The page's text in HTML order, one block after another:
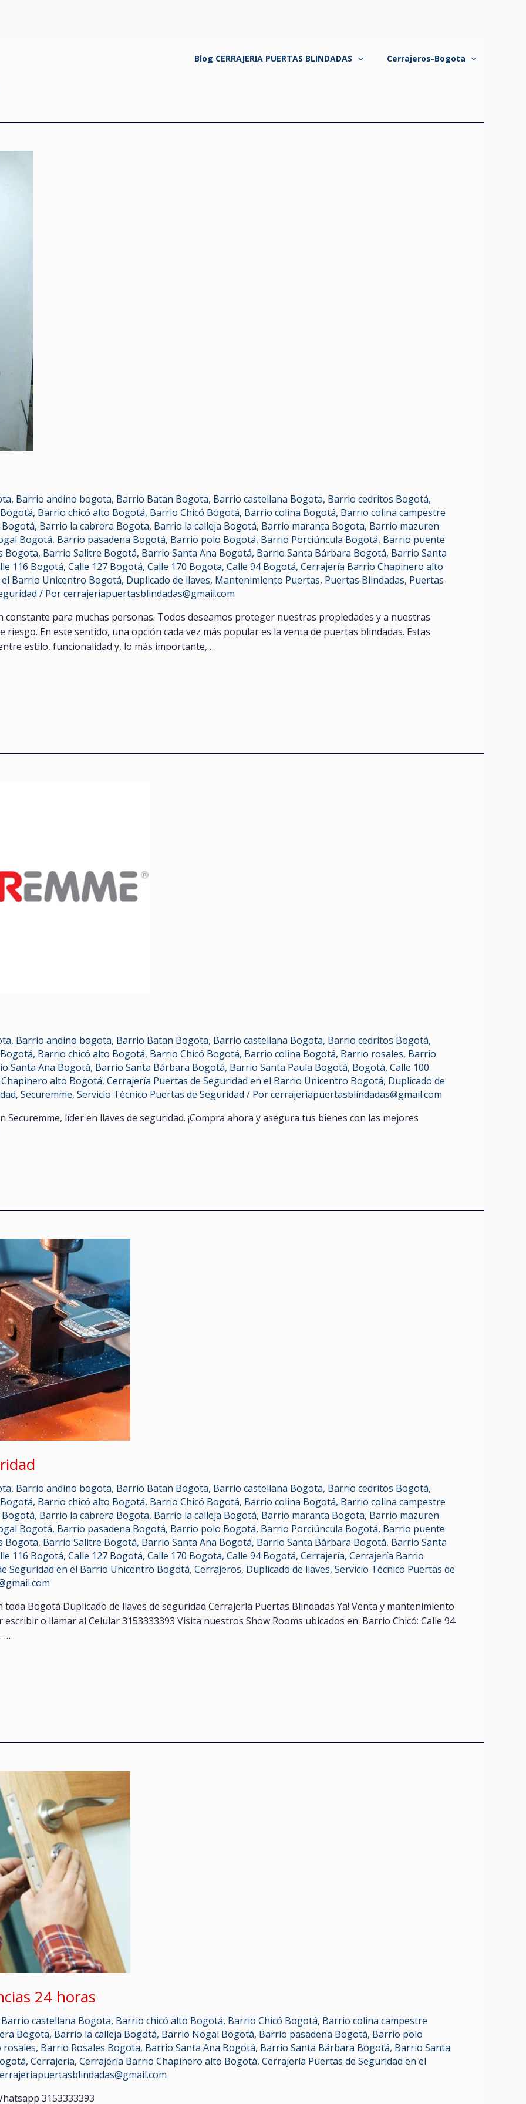
Blog CERRAJERIA PUERTAS BLINDADAS Cerrajeros-Bogota
, Barrio andino bogota, Barrio Batan Bogota, Barrio castellana Bogota, Barrio cedritos Bogotá,
, Barrio chicó alto Bogotá, Barrio Chicó Bogotá, Barrio colina Bogotá, Barrio colina campestre
, Barrio la cabrera Bogota, Barrio la calleja Bogotá, Barrio maranta Bogota, Barrio mazuren
Bogotá, Barrio pasadena Bogotá, Barrio polo Bogotá, Barrio Porciúncula Bogotá, Barrio puente
Bogota, Barrio Salitre Bogotá, Barrio Santa Ana Bogotá, Barrio Santa Bárbara Bogotá, Barrio Santa
116 Bogotá, Calle 127 Bogotá, Calle 170 Bogota, Calle 94 Bogotá, Cerrajería Barrio Chapinero alto
Barrio Unicentro Bogotá, Duplicado de llaves, Mantenimiento Puertas, Puertas Blindadas, Puertas
/ Porcerrajeriapuertasblindadas@gmail.com
constante para muchas personas. Todos deseamos proteger nuestras propiedades y a nuestras
En este sentido, una opción cada vez más popular es la venta de puertas blindadas. Estas
estilo, funcionalidad y, lo más importante, …
, Barrio andino bogota, Barrio Batan Bogota, Barrio castellana Bogota, Barrio cedritos Bogotá,
, Barrio chicó alto Bogotá, Barrio Chicó Bogotá, Barrio colina Bogotá, Barrio rosales, Barrio
Santa Ana Bogotá, Barrio Santa Bárbara Bogotá, Barrio Santa Paula Bogotá, Bogotá, Calle 100
alto Bogotá, Cerrajería Puertas de Seguridad en el Barrio Unicentro Bogotá, Duplicado de
, Securemme, Servicio Técnico Puertas de Seguridad / Porcerrajeriapuertasblindadas@gmail.com
líder en llaves de seguridad. ¡Compra ahora y asegura tus bienes con las mejores
, Barrio andino bogota, Barrio Batan Bogota, Barrio castellana Bogota, Barrio cedritos Bogotá,
, Barrio chicó alto Bogotá, Barrio Chicó Bogotá, Barrio colina Bogotá, Barrio colina campestre
, Barrio la cabrera Bogota, Barrio la calleja Bogotá, Barrio maranta Bogota, Barrio mazuren
Bogotá, Barrio pasadena Bogotá, Barrio polo Bogotá, Barrio Porciúncula Bogotá, Barrio puente
Bogota, Barrio Salitre Bogotá, Barrio Santa Ana Bogotá, Barrio Santa Bárbara Bogotá, Barrio Santa
116 Bogotá, Calle 127 Bogotá, Calle 170 Bogota, Calle 94 Bogotá, Cerrajería, Cerrajería Barrio
Seguridad en el Barrio Unicentro Bogotá, Cerrajeros, Duplicado de llaves, Servicio Técnico Puertas de
toda Bogotá Duplicado de llaves de seguridad Cerrajería Puertas Blindadas Ya! Venta y mantenimiento
o llamar al Celular 3153333393 Visita nuestros Show Rooms ubicados en: Barrio Chicó: Calle 94
…
24 horas
Barrio castellana Bogota, Barrio chicó alto Bogotá, Barrio Chicó Bogotá, Barrio colina campestre
Bogota, Barrio la calleja Bogotá, Barrio Nogal Bogotá, Barrio pasadena Bogotá, Barrio polo
rosales, Barrio Rosales Bogota, Barrio Santa Ana Bogotá, Barrio Santa Bárbara Bogotá, Barrio Santa
, Cerrajería, Cerrajería Barrio Chapinero alto Bogotá, Cerrajería Puertas de Seguridad en el
3153333393